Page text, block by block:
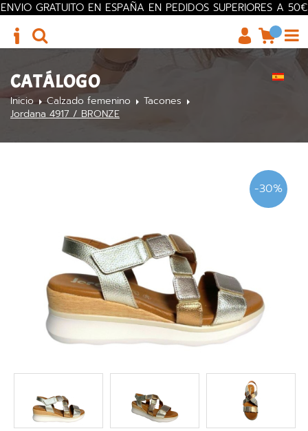
ENVIO GRATUITO EN ESPAÑA EN PEDIDOS SUPERIORES A 50€
CATÁLOGO
Inicio Calzado femenino
Tacones
Jordana 4917 / BRONZE
-30%